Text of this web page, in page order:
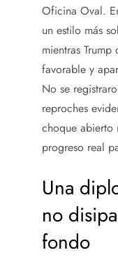
Oficina Oval.
un estilo más
mientras
favorable y
No se
reproches
choque abierto
progreso real
Una
no
fondo